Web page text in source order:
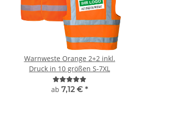
Warnweste Orange 2+2 inkl.
Druck in 10 größen S-7XL
ab 7,12 € *